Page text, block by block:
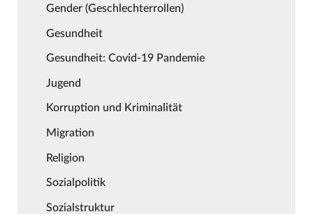
Gender (Geschlechterrollen)
Gesundheit
Gesundheit: Covid-19 Pandemie
Jugend
Korruption und Kriminalität
Migration
Religion
Sozialpolitik
Sozialstruktur